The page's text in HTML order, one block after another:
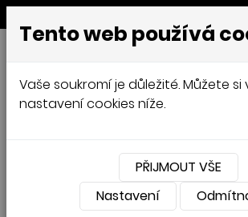
MENU
Jana Mládková
XXL,ČESKÁ
Přihlásit
Tento web používá
Vaše soukromí je důležité. Můžete
nastavení cookies níže.
PŘIJMOUT VŠE
Nastavení